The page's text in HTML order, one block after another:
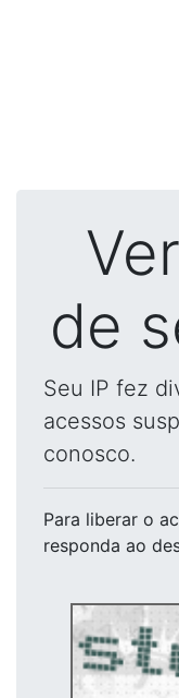
de
Seu IP fez
acessos
conosco.
Para liberar o
responda ao